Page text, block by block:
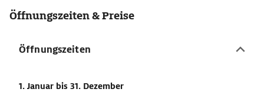
Öffnungszeiten & Preise
Öffnungszeiten
1. Januar bis 31. Dezember